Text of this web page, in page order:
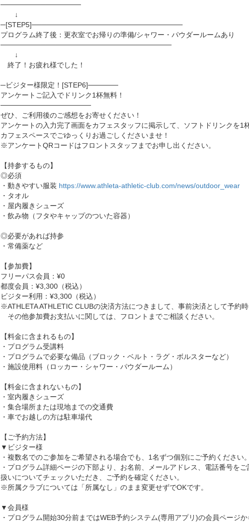
────────────────
↓
─[STEP5]──────────────────────────────
プログラム終了後：更衣室でお帰りの準備/シャワー・パウダールームあり
──────────────────────────────────
↓
終了！お疲れ様でした！
─ビジター様限定！[STEP6]──────
アンケートご記入でドリンク1杯無料！
──────────────────
ぜひ、ご利用後のご感想をお寄せください！
アンケートの入力完了画面をカフェスタッフに掲示して、ソフトドリンクを1
カフェスペースでごゆっくりお過ごしくださいませ！
※アンケートQRコードはフロントスタッフまでお申し出ください。
【持参するもの】
◎必須
・動きやすい服装 https://www.athleta-athletic-club.com/news/outdoor_wear
・タオル
・屋内履きシューズ
・飲み物（フタやキャップのついた容器）
◎必要があれば持参
・常備薬など
【参加費】
フリーパス会員：¥0
都度会員：¥3,300（税込）
ビジター利用：¥3,300（税込）
※ATHLETA ATHLETIC CLUBの決済方法につきまして、事前決済として予約
その他参加費お支払いに関しては、フロントまでご相談ください。
【料金に含まれるもの】
・プログラム受講料
・プログラムで必要な備品（ブロック・ベルト・ラグ・ボルスターなど）
・施設使用料（ロッカー・シャワー・パウダールーム）
【料金に含まれないもの】
・室内履きシューズ
・集合場所または現地までの交通費
・車でお越しの方は駐車場代
【ご予約方法】
▼ビジター様
・複数名でのご参加をご希望される場合でも、1名ずつ個別にご予約ください。
・プログラム詳細ページの下部より、お名前、メールアドレス、電話番号を
扱いについてチェックいただき、ご予約を確定ください。
※所属クラブについては「所属なし」のまま変更せずでOKです。
▼会員様
・プログラム開始30分前まではWEB予約システム(専用アプリ)の会員ページか